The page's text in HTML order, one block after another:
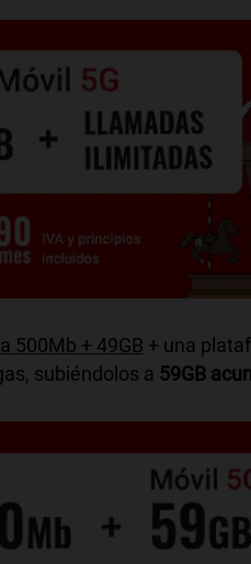
500Mb + 49GB + una
subiéndolos a 59GB